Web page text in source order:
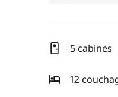
5 cabines
12